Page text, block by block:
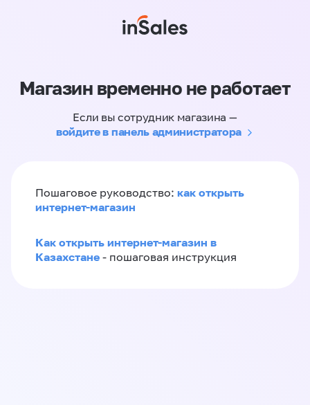
Магазин временно не работает
Если вы сотрудник магазина —
войдите в панель администратора
Пошаговое руководство: как открыть
интернет-магазин
Как открыть интернет-магазин в
Казахстане - пошаговая инструкция